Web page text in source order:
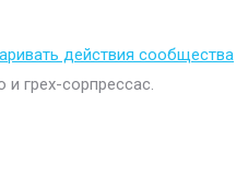
действия сообщества
грех-сорпрессас.